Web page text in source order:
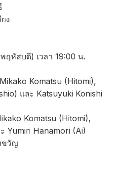
ง
ฤหัสบดี) เวลา 19:00 น.
Komatsu (Hitomi),
และ Katsuyuki Konishi
Komatsu (Hitomi),
Yumiri Hanamori (Ai)
ขวัญ